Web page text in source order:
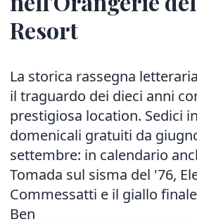
Resort
La storica rassegna
il traguardo dei dieci anni
prestigiosa location. Sedici
domenicali gratuiti da
settembre: in calendario
Tomada sul sisma del '76,
Commessatti e il giallo
Ben